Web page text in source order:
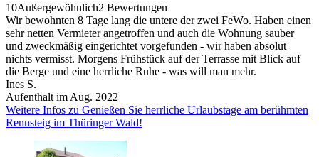
10Außergewöhnlich2 Bewertungen
Wir bewohnten 8 Tage lang die untere der zwei FeWo. Haben einen
sehr netten Vermieter angetroffen und auch die Wohnung sauber
und zweckmäßig eingerichtet vorgefunden - wir haben absolut
nichts vermisst. Morgens Frühstück auf der Terrasse mit Blick auf
die Berge und eine herrliche Ruhe - was will man mehr.
Ines S.
Aufenthalt im Aug. 2022
Weitere Infos zu Genießen Sie herrliche Urlaubstage am berühmten
Rennsteig im Thüringer Wald!